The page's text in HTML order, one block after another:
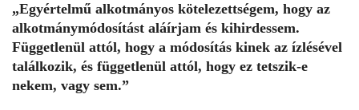
„Egyértelmű alkotmányos kötelezettségem, hogy az
alkotmánymódosítást aláírjam és kihirdessem.
Függetlenül attól, hogy a módosítás kinek az ízlésével
találkozik, és függetlenül attól, hogy ez tetszik-e
nekem, vagy sem.”